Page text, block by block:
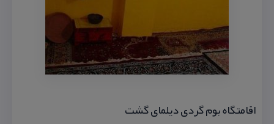
اقامتگاه بوم گردی دیلمای گشت